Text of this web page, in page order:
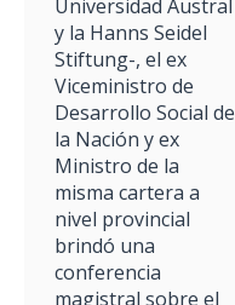
Universidad Austral
y la Hanns Seidel
Stiftung-, el ex
Viceministro de
Desarrollo Social de
la Nación y ex
Ministro de la
misma cartera a
nivel provincial
brindó una
conferencia
magistral sobre el